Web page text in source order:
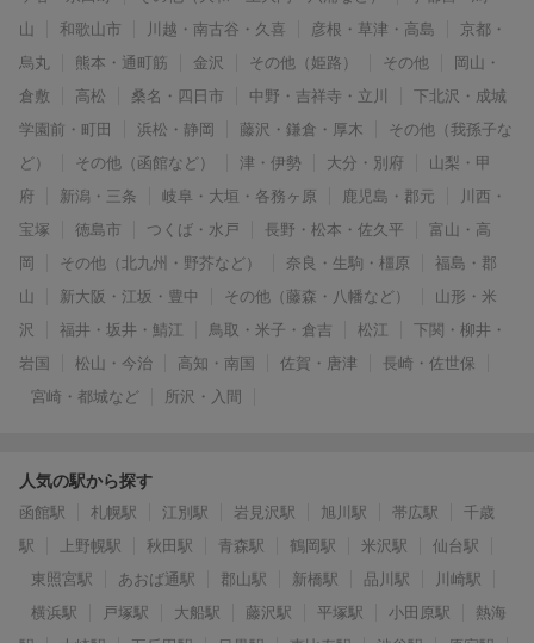
山
和歌山市 川越・南古谷・久喜 彦根・草津・高島
京都・
烏丸
熊本・通町筋 金沢 その他（姫路） その他
岡山・
倉敷
高松 桑名・四日市 中野・吉祥寺・立川
下北沢・成城
学園前・町田
浜松・静岡 藤沢・鎌倉・厚木
その他（我孫子な
ど）
その他（函館など） 津・伊勢 大分・別府
山梨・甲
府
新潟・三条 岐阜・大垣・各務ヶ原 鹿児島・郡元
川西・
宝塚
徳島市 つくば・水戸 長野・松本・佐久平
富山・高
岡
その他（北九州・野芥など） 奈良・生駒・橿原
福島・郡
山
新大阪・江坂・豊中 その他（藤森・八幡など）
山形・米
沢
福井・坂井・鯖江 鳥取・米子・倉吉 松江
下関・柳井・
岩国
松山・今治 高知・南国 佐賀・唐津
長崎・佐世保
宮崎・都城など
所沢・入間
人気の駅から探す
函館駅 札幌駅 江別駅 岩見沢駅 旭川駅 帯広駅
千歳
駅
上野幌駅 秋田駅 青森駅 鶴岡駅 米沢駅
仙台駅
東照宮駅
あおば通駅 郡山駅 新橋駅 品川駅
川崎駅
横浜駅
戸塚駅 大船駅 藤沢駅 平塚駅 小田原駅
熱海